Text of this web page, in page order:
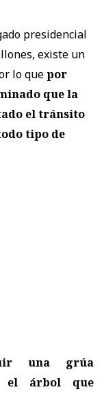
presidencial
existe un
lo quepor
que la
el tránsito
tipo de
una grúa
el árbol que